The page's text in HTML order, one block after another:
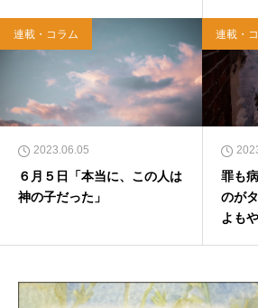
連載・コラム
2023.06.05
６月５日「本当に、この人は
神の子だった」
連載・
罪も
のが
よも